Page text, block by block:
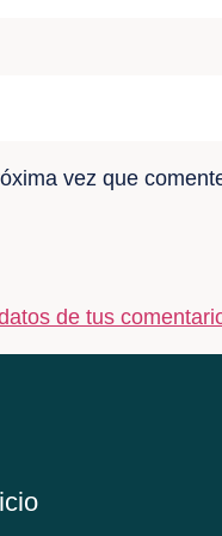
vez que
de tus